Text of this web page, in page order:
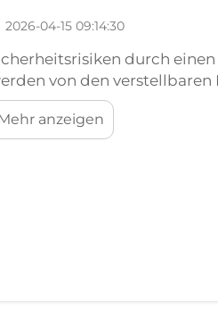
2026-04-15 09:14:30
durch
von den
Bettrahmens
der Stabilität
ist. Ich habe be...
anzeigen